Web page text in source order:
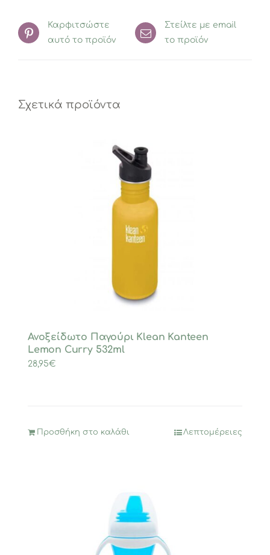
Καρφιτσώστε
αυτό το προϊόν
Στείλτε με email
το προϊόν
Σχετικά προϊόντα
Ανοξείδωτο Παγούρι Klean Kanteen
Lemon Curry 532ml
28,95€
Προσθήκη στο καλάθι Λεπτομέρειες